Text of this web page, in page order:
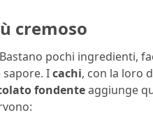
cremoso
pochi ingredienti,
Icachi, con la loro
fondenteaggiunge